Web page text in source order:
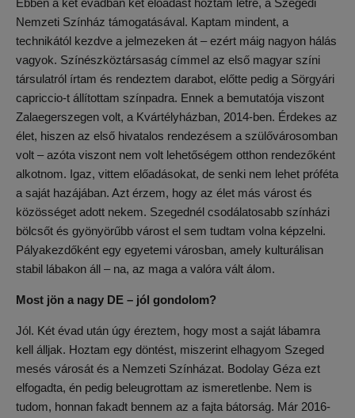
Ebben a két évadban két előadást hoztam létre, a Szegedi
Nemzeti Színház támogatásával. Kaptam mindent, a
technikától kezdve a jelmezeken át – ezért máig nagyon hálás
vagyok. Színészköztársaság címmel az első magyar színi
társulatról írtam és rendeztem darabot, előtte pedig a Sörgyári
capriccio-t állítottam színpadra. Ennek a bemutatója viszont
Zalaegerszegen volt, a Kvártélyházban, 2014-ben. Érdekes az
élet, hiszen az első hivatalos rendezésem a szülővárosomban
volt – azóta viszont nem volt lehetőségem otthon rendezőként
alkotnom. Igaz, vittem előadásokat, de senki nem lehet próféta
a saját hazájában. Azt érzem, hogy az élet más várost és
közösséget adott nekem. Szegednél csodálatosabb színházi
bölcsőt és gyönyörűbb várost el sem tudtam volna képzelni.
Pályakezdőként egy egyetemi városban, amely kulturálisan
stabil lábakon áll – na, az maga a valóra vált álom.
Most jön a nagy DE – jól gondolom?
Jól. Két évad után úgy éreztem, hogy most a saját lábamra
kell álljak. Hoztam egy döntést, miszerint elhagyom Szeged
mesés városát és a Nemzeti Színházat. Bodolay Géza ezt
elfogadta, én pedig beleugrottam az ismeretlenbe. Nem is
tudom, honnan fakadt bennem az a fajta bátorság. Már 2016-